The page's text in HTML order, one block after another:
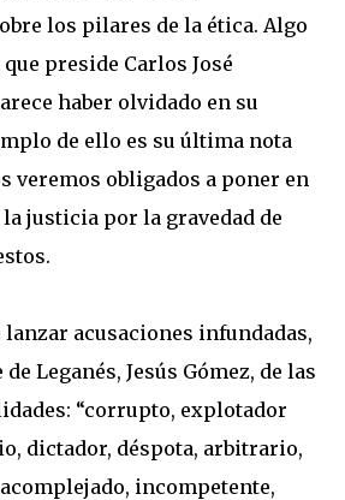
los pilares de la ética. Algo
preside Carlos José
haber olvidado en su
de ello es su última nota
veremos obligados a poner en
justicia por la gravedad de
lanzar acusaciones infundadas,
Leganés, Jesús Gómez, de las
“corrupto, explotador
dictador, déspota, arbitrario,
incompetente,